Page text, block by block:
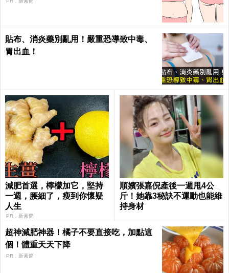
貼布、消炎藥別亂用！嚴重恐導致中毒、
胃出血！
減肥首選，檸檬加它，堅持
一週，腰細了，瘦到你懷疑
人生
PR．新素簡
順嬪張嘉倪產後一週甩4公
斤！她靠3秘訣不運動也能維
持身材
超神減肥神器！橘子不要直接吃，加點這
個！體重天天下降
PR．新素簡